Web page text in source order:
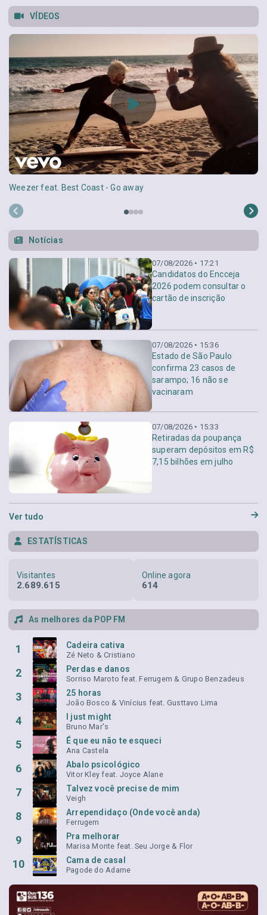
VÍDEOS
Weezer feat. Best Coast - Go away
Notícias
07/08/2026 • 17:21
Candidatos do Encceja
2026 podem consultar o
cartão de inscrição
07/08/2026 • 15:36
Estado de São Paulo
confirma 23 casos de
sarampo; 16 não se
vacinaram
07/08/2026 • 15:33
Retiradas da poupança
superam depósitos em R$
7,15 bilhões em julho
Ver tudo
ESTATÍSTICAS
Visitantes
2.689.615
Online agora
614
As melhores da POP FM
1 Cadeira cativa
Zé Neto & Cristiano
2 Perdas e danos
Sorriso Maroto feat. Ferrugem & Grupo Benzadeus
3 25 horas
João Bosco & Vinícius feat. Gusttavo Lima
4 I just might
Bruno Mar's
5 É que eu não te esqueci
Ana Castela
6 Abalo psicológico
Vitor Kley feat. Joyce Alane
7 Talvez você precise de mim
Veigh
8 Arrependidaço (Onde você anda)
Ferrugem
9 Pra melhorar
Marisa Monte feat. Seu Jorge & Flor
10 Cama de casal
Pagode do Adame